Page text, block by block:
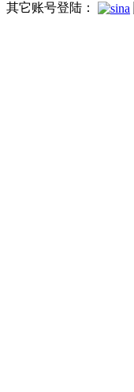
其它账号登陆：